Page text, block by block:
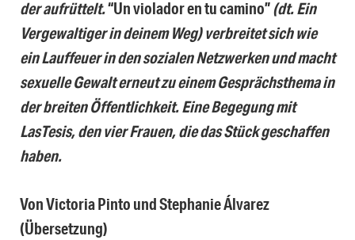
der aufrüttelt.“Un violador en tu camino”(dt. Ein
Vergewaltiger in deinem Weg) verbreitet sich wie
ein Lauffeuer in den sozialen Netzwerken und macht
sexuelle Gewalt erneut zu einem Gesprächsthema in
der breiten Öffentlichkeit. Eine Begegung mit
LasTesis, den vier Frauen, die das Stück geschaffen
haben.
Von Victoria Pinto und Stephanie Álvarez
(Übersetzung)